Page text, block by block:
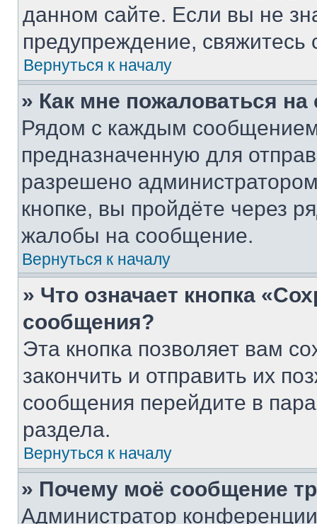
данном сайте. Если вы не
предупреждение,
Вернуться к началу
» Как мне пожаловаться
Рядом с каждым сообщением
предназначенную для
разрешено
кнопке, вы пройдёте через
жалобы на сообщение.
Вернуться к началу
» Что означает кнопка
сообщения?
Эта кнопка позволяет вам
закончить и отправить их
сообщения перейдите в
раздела.
Вернуться к началу
» Почему моё сообщение
Администратор